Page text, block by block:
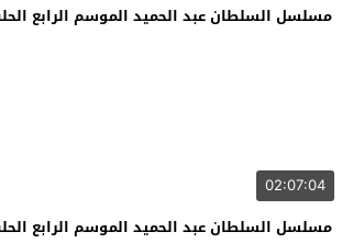
مسلسل السلطان عبد الحميد الموسم الرابع
02:07:04
مسلسل السلطان عبد الحميد الموسم الرابع